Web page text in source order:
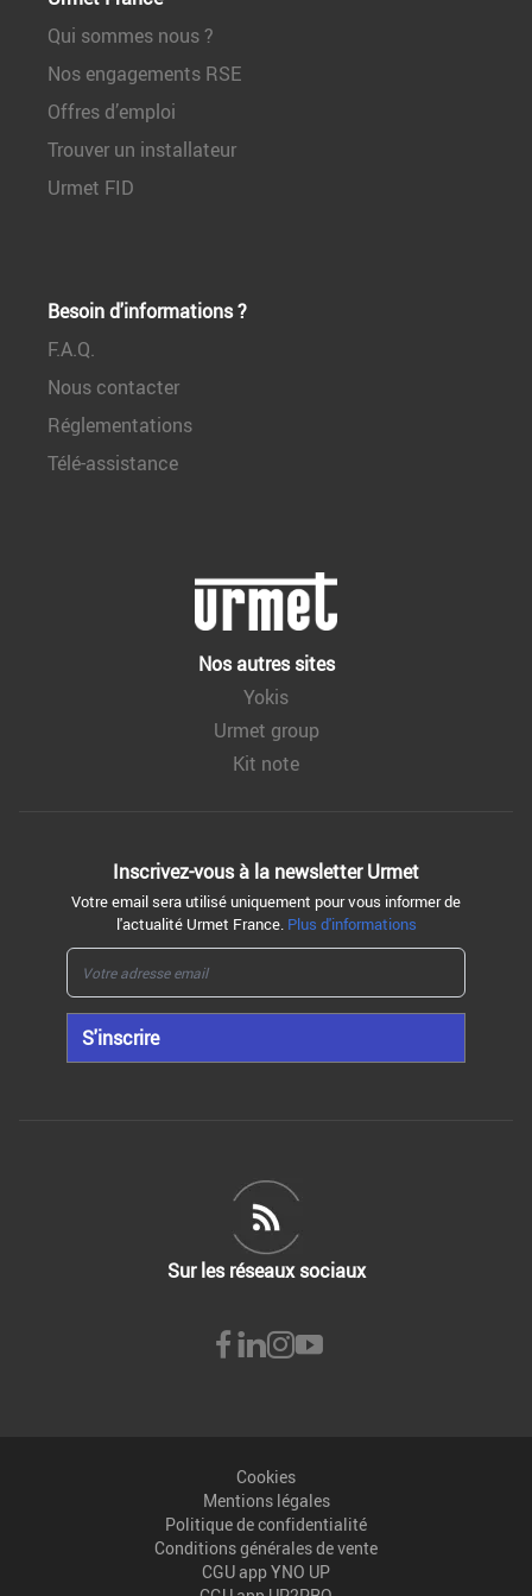
Qui sommes nous ?
Nos engagements RSE
Offres d’emploi
Trouver un installateur
Urmet FID
Besoin d'informations ?
F.A.Q.
Nous contacter
Réglementations
Télé-assistance
Nos autres sites
Yokis
Urmet group
Kit note
Inscrivez-vous à la newsletter Urmet
Votre email sera utilisé uniquement pour vous informer de
l'actualité Urmet France. Plus d'informations
S'inscrire
Sur les réseaux sociaux
Cookies
Mentions légales
Politique de confidentialité
Conditions générales de vente
CGU app YNO UP